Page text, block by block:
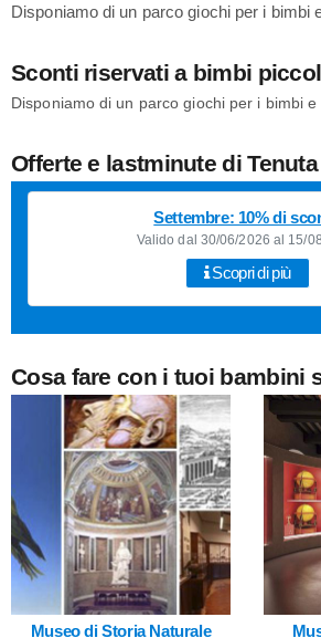
Disponiamo di un parco giochi per i bimbi
Sconti riservati a bimbi
Disponiamo di un parco giochi per i bimbi e
Offerte e lastminute di
Settembre: 10% di
Valido dal 30/06/2026 al 15/
Scopri di più
Cosa fare con i tuoi bambini
Museo di Storia Naturale